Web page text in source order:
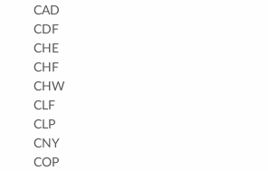
CAD
CDF
CHE
CHF
CHW
CLF
CLP
CNY
COP